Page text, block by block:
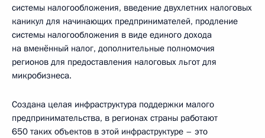
системы налогообложения, введение двухлетних налоговых
каникул для начинающих предпринимателей, продление
системы налогообложения в виде единого дохода
на вменённый налог, дополнительные полномочия
регионов для предоставления налоговых льгот для
микробизнеса.
Создана целая инфраструктура поддержки малого
предпринимательства, в регионах страны работают
650 таких объектов в этой инфраструктуре – это